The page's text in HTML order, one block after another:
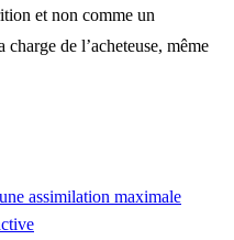
et non comme un
de l’acheteuse, même
assimilation maximale